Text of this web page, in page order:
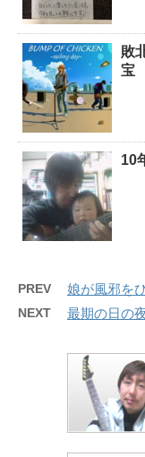
敗
宝
10
PREV 娘が風邪を
NEXT 最期の日の